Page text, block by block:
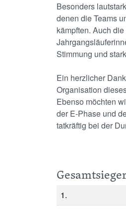
Besonders
denen die Teams
kämpften. Auch
Stimmung und
Ein herzlicher
Organisation
Ebenso möchten
der E-Phase und
tatkräftig bei der
1.